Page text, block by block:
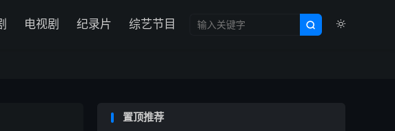


电视剧 纪录片 综艺节目
置顶推荐